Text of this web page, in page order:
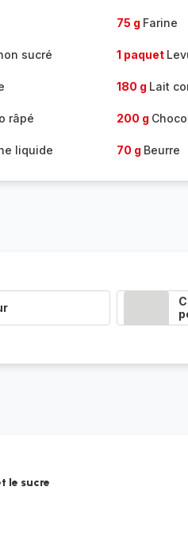
75 g Farine
sucré 1 paquet
180 g Lait
râpé 200 g
liquide 70 g Beurre
le sucre